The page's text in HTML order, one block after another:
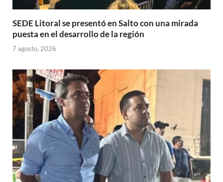
SEDE Litoral se presentó en Salto con una mirada
puesta en el desarrollo de la región
7 agosto, 2026